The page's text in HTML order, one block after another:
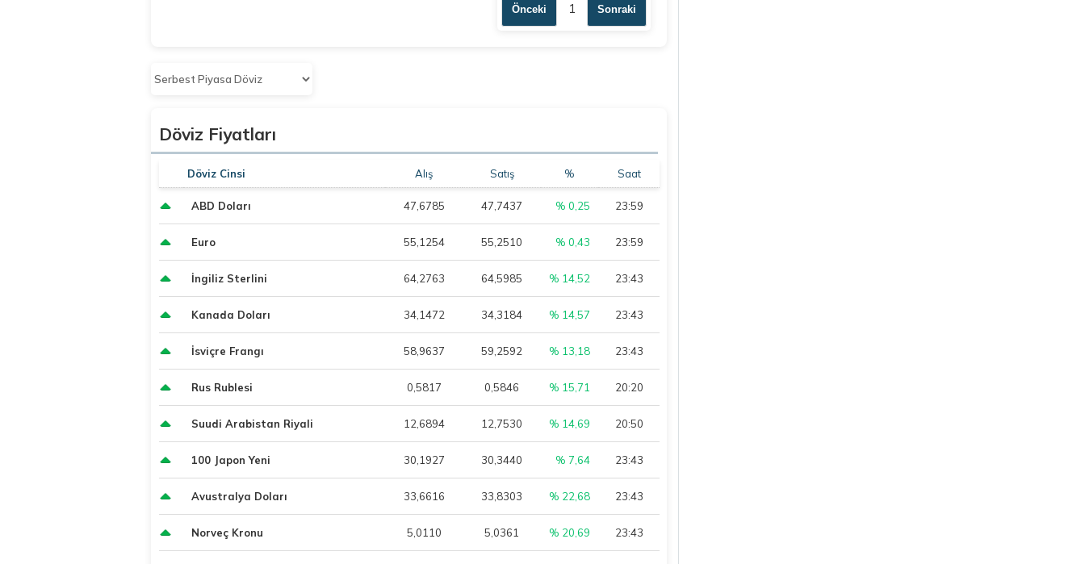
Önceki 1 Sonraki
Döviz Fiyatları
Döviz Cinsi Alış Satış % Saat
ABD Doları 47,6785 47,7437 % 0,25 23:59
Euro 55,1254 55,2510 % 0,43 23:59
İngiliz Sterlini 64,2763 64,5985 % 14,52 23:43
Kanada Doları 34,1472 34,3184 % 14,57 23:43
İsviçre Frangı 58,9637 59,2592 % 13,18 23:43
Rus Rublesi 0,5817 0,5846 % 15,71 20:20
Suudi Arabistan Riyali 12,6894 12,7530 % 14,69 20:50
100 Japon Yeni 30,1927 30,3440 % 7,64 23:43
Avustralya Doları 33,6616 33,8303 % 22,68 23:43
Norveç Kronu 5,0110 5,0361 % 20,69 23:43